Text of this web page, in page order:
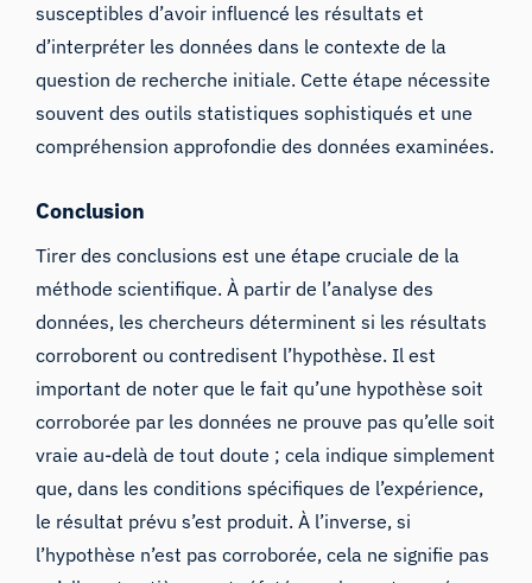
susceptibles d’avoir influencé les résultats et
d’interpréter les données dans le contexte de la
question de recherche initiale. Cette étape nécessite
souvent des outils statistiques sophistiqués et une
compréhension approfondie des données examinées.
Conclusion
Tirer des conclusions est une étape cruciale de la
méthode scientifique. À partir de l’analyse des
données, les chercheurs déterminent si les résultats
corroborent ou contredisent l’hypothèse. Il est
important de noter que le fait qu’une hypothèse soit
corroborée par les données ne prouve pas qu’elle soit
vraie au-delà de tout doute ; cela indique simplement
que, dans les conditions spécifiques de l’expérience,
le résultat prévu s’est produit. À l’inverse, si
l’hypothèse n’est pas corroborée, cela ne signifie pas